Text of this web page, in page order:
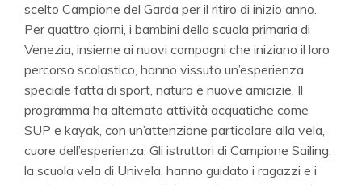
scelto Campione del Garda per il ritiro di inizio anno.
Per quattro giorni, i bambini della scuola primaria di
Venezia, insieme ai nuovi compagni che iniziano il loro
percorso scolastico, hanno vissuto un’esperienza
speciale fatta di sport, natura e nuove amicizie. Il
programma ha alternato attività acquatiche come
SUP e kayak, con un’attenzione particolare alla vela,
cuore dell’esperienza. Gli istruttori di Campione Sailing,
la scuola vela di Univela, hanno guidato i ragazzi e i